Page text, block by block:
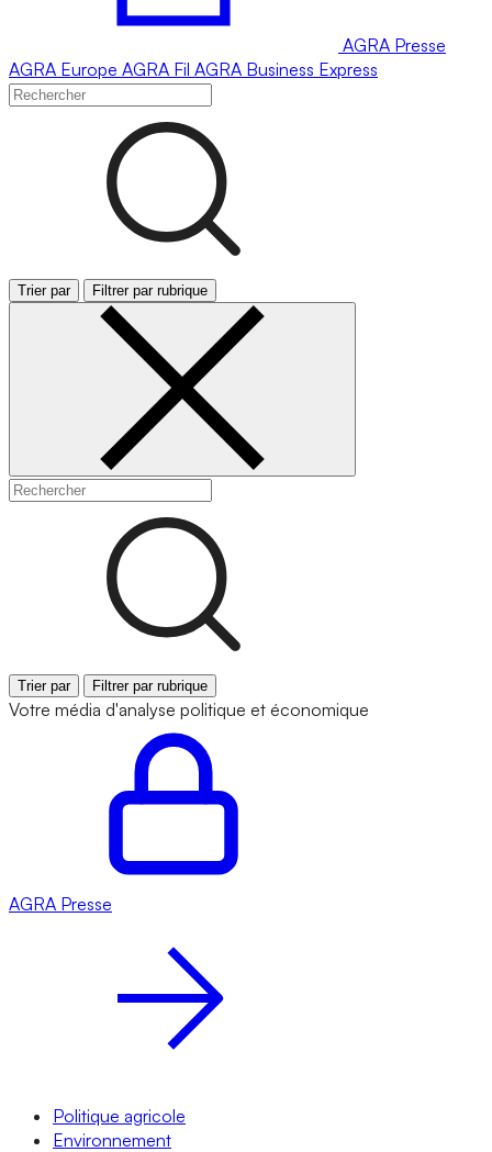
AGRA Presse
AGRA Europe AGRA Fil AGRA Business Express
Trier par Filtrer par rubrique
Trier par Filtrer par rubrique
Votre média d'analyse politique et économique
AGRA Presse
Politique agricole
Environnement